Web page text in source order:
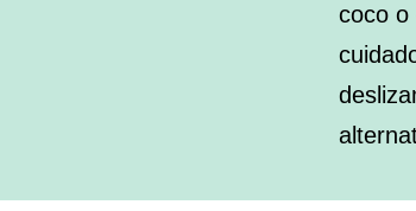
coco o